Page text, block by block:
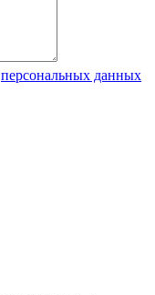
персональных данных